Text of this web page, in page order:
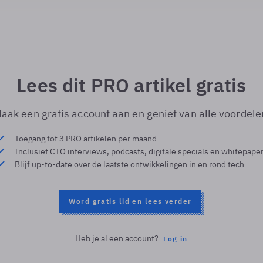
Lees dit PRO artikel gratis
een gratis account aan en geniet van alle
Toegang tot 3 PRO artikelen per maand
Inclusief CTO interviews, podcasts, digitale specials en
Blijf up-to-date over de laatste ontwikkelingen in en rond tech
Word gratis lid en lees verder
Heb je al een account? Log in